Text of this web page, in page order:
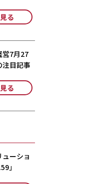
る
営7月27
注目記事
る
ューショ
」